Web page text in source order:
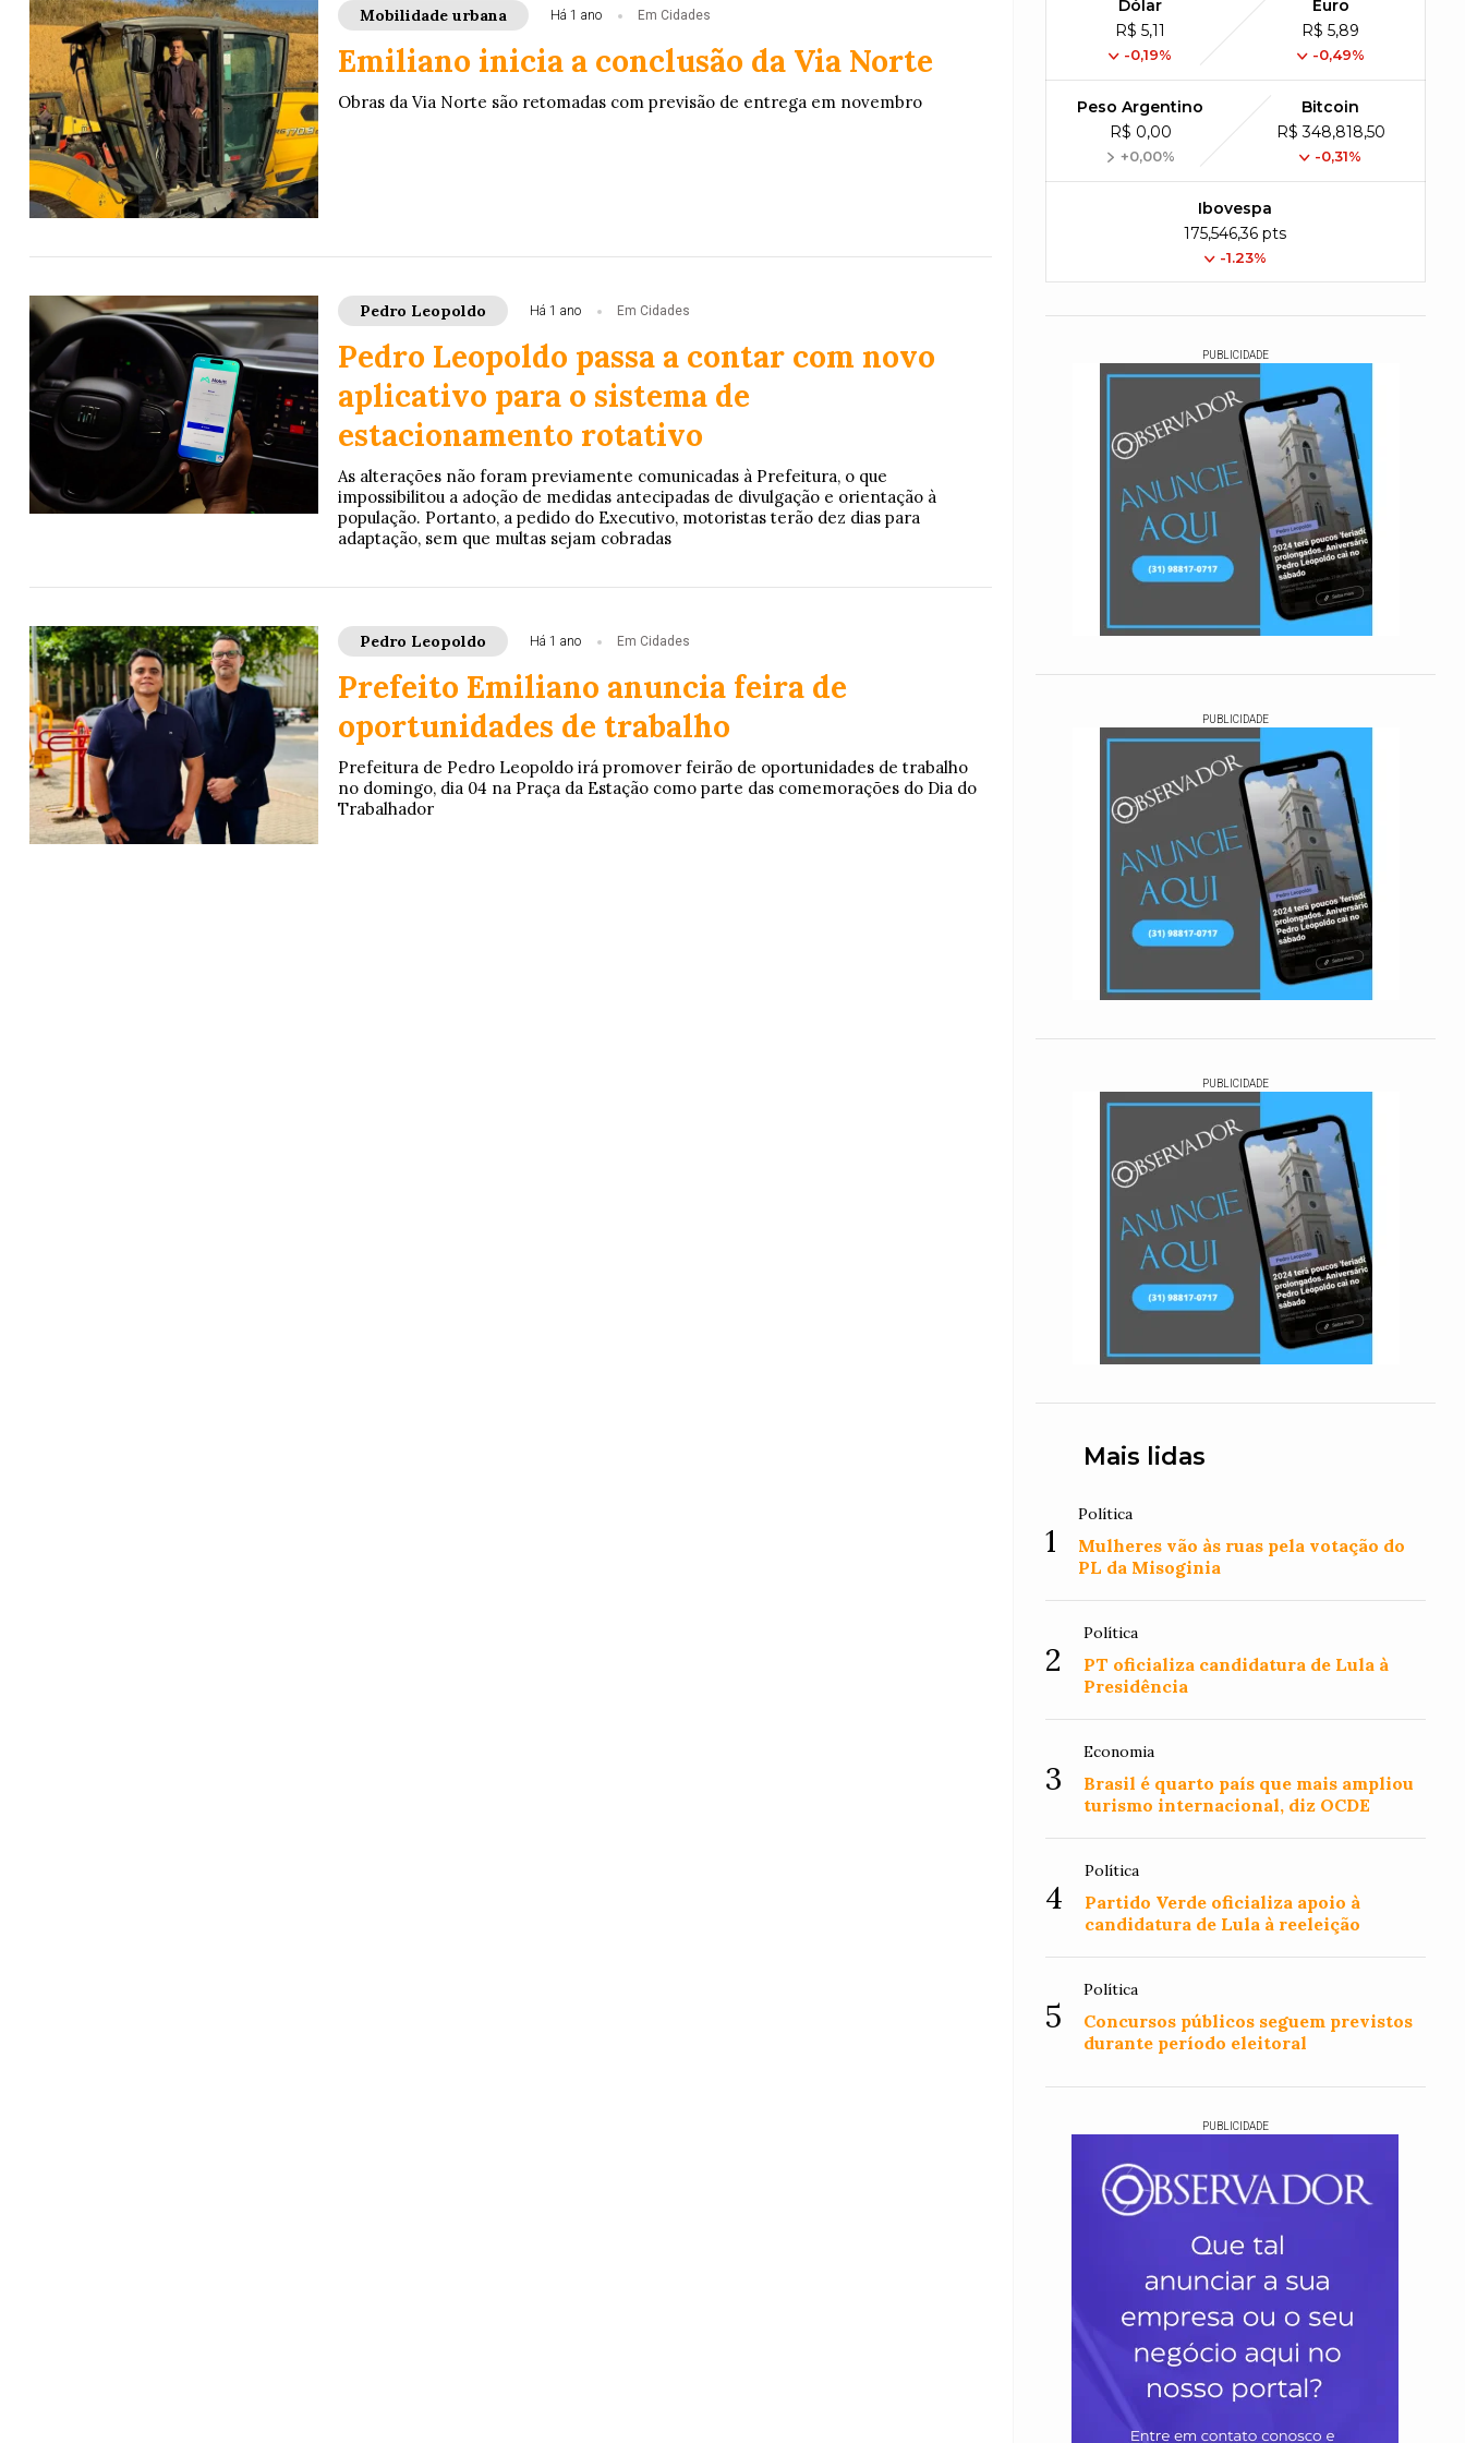
Mobilidade urbana Há 1 ano Em Cidades
Emiliano inicia a conclusão da Via Norte
Obras da Via Norte são retomadas com previsão de entrega em novembro
Pedro Leopoldo Há 1 ano Em Cidades
Pedro Leopoldo passa a contar com novo
aplicativo para o sistema de
estacionamento rotativo
As alterações não foram previamente comunicadas à Prefeitura, o que
impossibilitou a adoção de medidas antecipadas de divulgação e orientação à
população. Portanto, a pedido do Executivo, motoristas terão dez dias para
adaptação, sem que multas sejam cobradas
Pedro Leopoldo Há 1 ano Em Cidades
Prefeito Emiliano anuncia feira de
oportunidades de trabalho
Prefeitura de Pedro Leopoldo irá promover feirão de oportunidades de trabalho
no domingo, dia 04 na Praça da Estação como parte das comemorações do Dia do
Trabalhador
Dólar
R$ 5,11
-0,19%
Euro
R$ 5,89
-0,49%
Peso Argentino
R$ 0,00
+0,00%
Bitcoin
R$ 348,818,50
-0,31%
Ibovespa
175,546,36 pts
-1.23%
PUBLICIDADE
PUBLICIDADE
PUBLICIDADE
Mais lidas
1
Política
Mulheres vão às ruas pela votação do
PL da Misoginia
2
Política
PT oficializa candidatura de Lula à
Presidência
3
Economia
Brasil é quarto país que mais ampliou
turismo internacional, diz OCDE
4
Política
Partido Verde oficializa apoio à
candidatura de Lula à reeleição
5
Política
Concursos públicos seguem previstos
durante período eleitoral
PUBLICIDADE